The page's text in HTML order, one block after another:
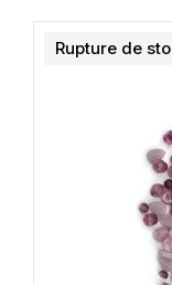
Rupture de